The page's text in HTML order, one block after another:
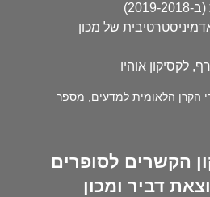
של מכון
לקסיקון אוהיו
הקרן הלאומית למדעים, מספר
הקשרים לסופרים
דביר ומכון